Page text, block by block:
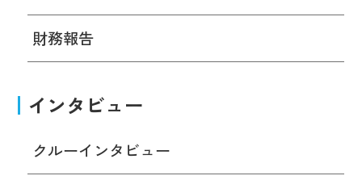
財務報告
インタビュー
クルーインタビュー